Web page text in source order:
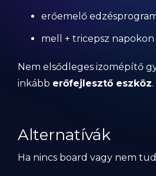
erőemelő
mell + tricepsz napokon
Nem elsődleges izomépítő
inkább erőfejlesztő eszköz.
Alternatívák
Ha nincs board vagy nem